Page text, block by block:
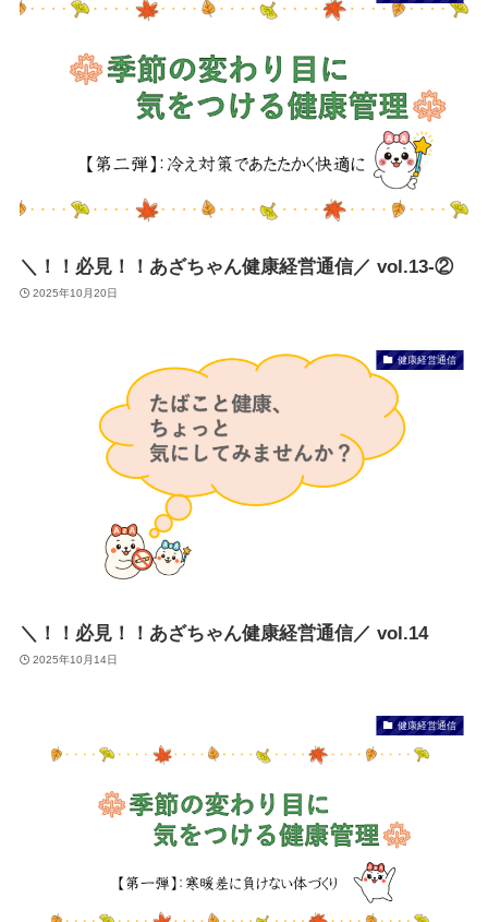
＼！！必見！！あざちゃん健康経営通信／ vol.13-②
2025年10月20日
健康経営通信
＼！！必見！！あざちゃん健康経営通信／ vol.14
2025年10月14日
健康経営通信